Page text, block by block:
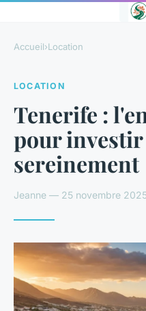
Accueil›Location
LOCATION
Tenerife :
pour
sereinement
Jeanne — 25 novembre